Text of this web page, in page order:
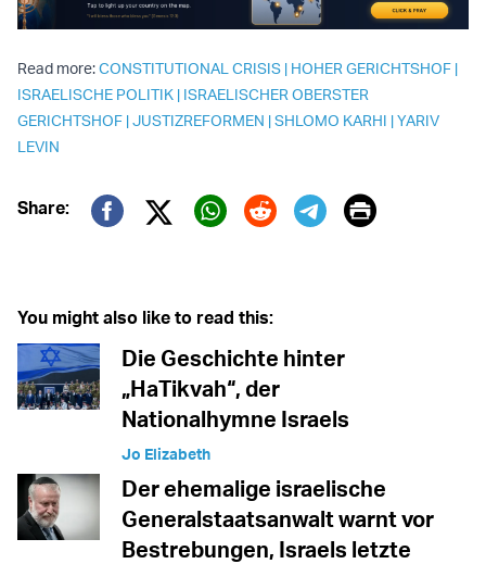
Read more:CONSTITUTIONAL CRISIS | HOHER GERICHTSHOF |
ISRAELISCHE POLITIK | ISRAELISCHER OBERSTER
GERICHTSHOF |JUSTIZREFORMEN |SHLOMO KARHI |YARIV
LEVIN
Share:
Twitter (X)
Print
You might also like to read this:
Die Geschichte hinter
„HaTikvah“, der
Nationalhymne Israels
Jo Elizabeth
Der ehemalige israelische
Generalstaatsanwalt warnt vor
Bestrebungen, Israels letzte